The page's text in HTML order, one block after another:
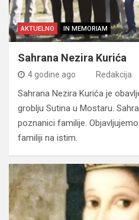
AKTUELNO IN MEMORIAM
Sahrana Nezira Kurića
4 godine ago Redakcija
Sahrana Nezira Kurića je
groblju Sutina u Mostaru.
poznanici familije.
familiji na istim.